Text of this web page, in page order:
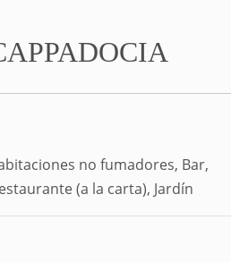
no fumadores, Bar,
(a la carta), Jardín